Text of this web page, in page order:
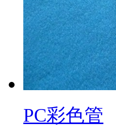
PC彩色管